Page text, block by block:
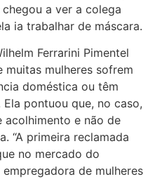
a ver a colega
ia trabalhar de máscara.
Ferrarini Pimentel
mulheres sofrem
doméstica ou têm
pontuou que, no caso,
acolhimento e não de
“A primeira reclamada
no mercado do
de mulheres